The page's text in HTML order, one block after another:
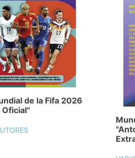
de la Fifa 2026
Oficial"